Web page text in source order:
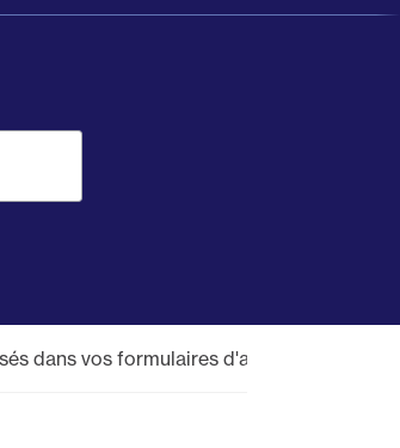
dans vos formulaires d'abonnement